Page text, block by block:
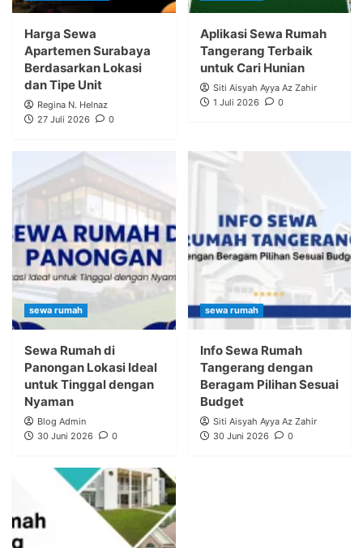
Harga Sewa
Apartemen Surabaya
Berdasarkan Lokasi
dan Tipe Unit
Regina N. Helnaz
27 Juli 2026
0
Aplikasi Sewa Rumah
Tangerang Terbaik
untuk Cari Hunian
Siti Aisyah Ayya Az Zahir
1 Juli 2026
0
sewa rumah
Sewa Rumah di
Panongan Lokasi Ideal
untuk Tinggal dengan
Nyaman
Blog Admin
30 Juni 2026
0
sewa rumah
Info Sewa Rumah
Tangerang dengan
Beragam Pilihan Sesuai
Budget
Siti Aisyah Ayya Az Zahir
30 Juni 2026
0